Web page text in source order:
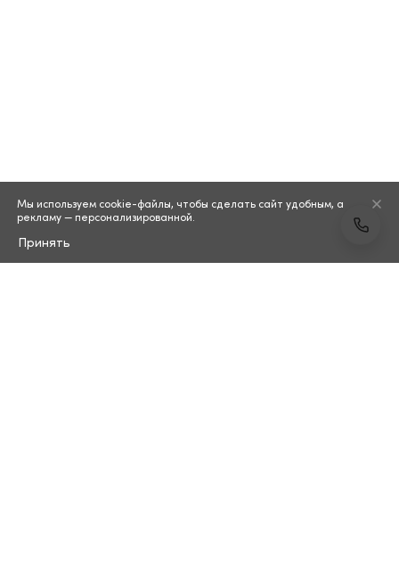
Мы используем cookie-файлы, чтобы сделать сайт удобным, а
рекламу — персонализированной.
Принять